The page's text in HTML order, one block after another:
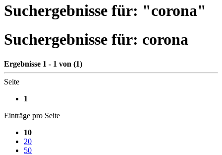
Suchergebnisse für: "corona"
Suchergebnisse für: corona
Ergebnisse 1 - 1 von (1)
Seite
1
Einträge pro Seite
10
20
50